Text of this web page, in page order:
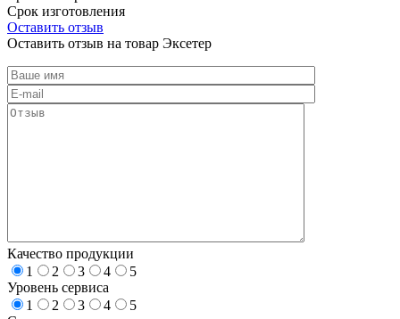
Срок изготовления
Оставить отзыв
Оставить отзыв на товар Эксетер
Качество продукции
1
2 3 4
5
Уровень сервиса
1
2 3 4
5